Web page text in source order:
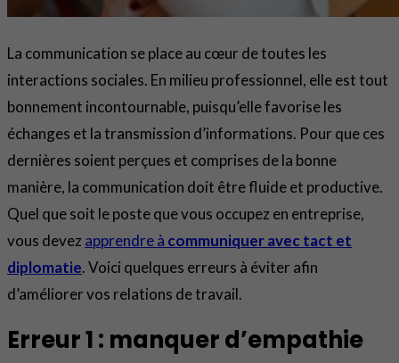
La communication se place au cœur de toutes les
interactions sociales. En milieu professionnel, elle est tout
bonnement incontournable, puisqu’elle favorise les
échanges et la transmission d’informations. Pour que ces
dernières soient perçues et comprises de la bonne
manière, la communication doit être fluide et productive.
Quel que soit le poste que vous occupez en entreprise,
vous devez apprendre à communiquer avec tact et
diplomatie. Voici quelques erreurs à éviter afin
d’améliorer vos relations de travail.
Erreur 1 : manquer d’empathie